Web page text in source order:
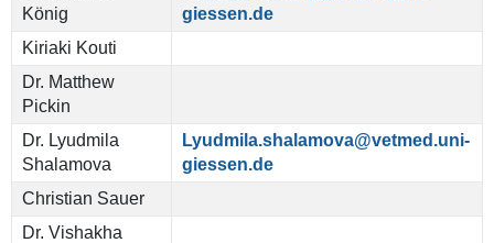
König
giessen.de
Kiriaki Kouti
Dr. Matthew
Pickin
Dr. Lyudmila
Shalamova
Lyudmila.shalamova@vetmed.uni-
giessen.de
Christian Sauer
Dr. Vishakha